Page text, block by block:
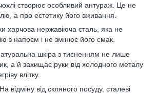
створює особливий антураж. Це не
а про естетику його вживання.
харчова нержавіюча сталь, яка не
з напоєм і не змінює його смак.
шкіра з тисненням не лише
а й захищає руки від холодного металу
влітку.
На відміну від скляного посуду, сталеві